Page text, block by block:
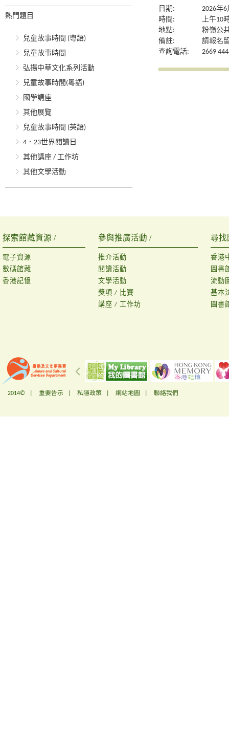
熱門題目
兒童故事時間 (粵語)
兒童故事時間
弘揚中華文化系列活動
兒童故事時間(粵語)
國學講座
其他展覽
兒童故事時間 (英語)
4．23世界閱讀日
其他講座 / 工作坊
其他文學活動
日期:
2026年
時間:
上午10
地點:
粉嶺公
備註:
請報名
查詢電話:
2669
探索館藏資源 /
電子資源
數碼館藏
香港記憶
參與推廣活動 /
推介活動
閱讀活動
文學活動
獎項 / 比賽
講座 / 工作坊
尋找
香港
圖書
流動
基本
圖書
2014© | 重要告示 私隱政策 網站地圖 聯絡我們